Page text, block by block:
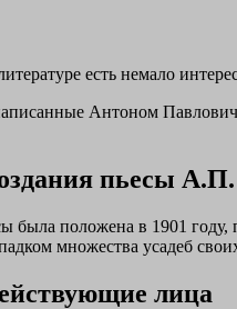
есть немало
Антоном
пьесы
была положена в 1901
множества усадеб
лица